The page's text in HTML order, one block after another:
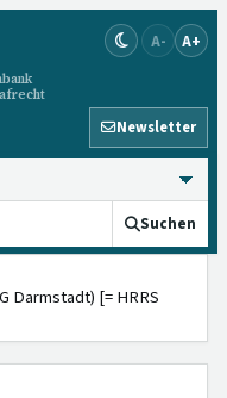
A- A+
Newsletter
Suchen
Darmstadt) [= HRRS